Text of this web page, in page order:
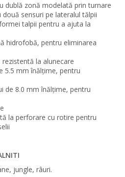
dublă zonă modelată prin turnare
sensuri pe lateralul tălpii
talpii pentru a ajuta la
hidrofobă, pentru eliminarea
la alunecare
5.5 mm înălțime, pentru
de 8.0 mm înălțime, pentru
la perforare cu rotire pentru
jungle, râuri.